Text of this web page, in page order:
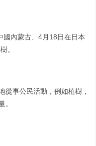
內蒙古、4月18日在日本
。
從事公民活動，例如植樹，
。